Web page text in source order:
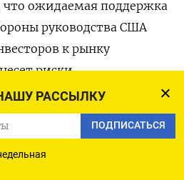
РАССЫЛКУ
ПОДПИСАТЬСЯ
что ожидаемая поддержка
руководства США
к рынку
риски.
экономики) может
ДКП, снижая